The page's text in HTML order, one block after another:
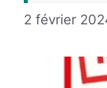
2 février